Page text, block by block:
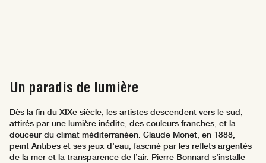
Un paradis de lumière
Dès la fin du XIXe siècle, les artistes descendent vers le sud,
attirés par une lumière inédite, des couleurs franches, et la
douceur du climat méditerranéen. Claude Monet, en 1888,
peint Antibes et ses jeux d’eau, fasciné par les reflets argentés
de la mer et la transparence de l’air. Pierre Bonnard s’installe